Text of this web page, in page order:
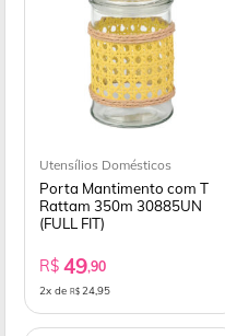
Utensílios Domésticos
Porta Mantimento com T
Rattam 350m 30885UN
(FULL FIT)
R$ 49,90
2x de R$ 24,95